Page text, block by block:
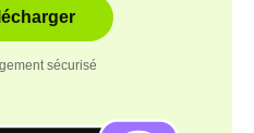
sécurisé